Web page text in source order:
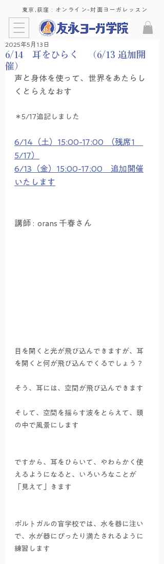
東京,荻窪 : ​オンライン-対面ヨーガレッスン
6/14 耳をひらく （6/13 追加開
催）
2025年5月13日
声と身体を使って、世界をあたらし
くとらえなおす
＊5/17追記しました
6/14（土）15:00-17:00  （残席1
5/17）
6/13（金）15:00-17:00　追加開催
いたします
講師 :  orans 千春さん
目を開くと光が飛び込んできますが、耳
を開くと何が飛び込んでくるでしょう？
そう、耳には、空間が飛び込んできます
そして、空間を揺らす波をとらえて、頭
の中で風景にします
ですから、耳をひらいて、やわらかく使
えるようになると、いろいろなことが
「見えて」きます
ポルトガルの盲学校では、水を器に注い
で、水が器にぴったり満たされるように
練習します